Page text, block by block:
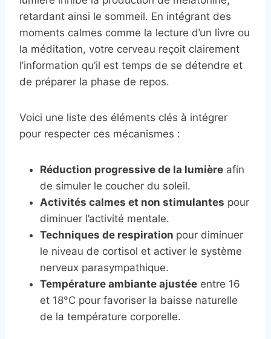
retardant ainsi le sommeil. En intégrant des
moments calmes comme la lecture d’un livre ou
la méditation, votre cerveau reçoit clairement
l’information qu’il est temps de se détendre et
de préparer la phase de repos.
Voici une liste des éléments clés à intégrer
pour respecter ces mécanismes :
Réduction progressive de la lumière afin
de simuler le coucher du soleil.
Activités calmes et non stimulantes pour
diminuer l’activité mentale.
Techniques de respiration pour diminuer
le niveau de cortisol et activer le système
nerveux parasympathique.
Température ambiante ajustée entre 16
et 18°C pour favoriser la baisse naturelle
de la température corporelle.